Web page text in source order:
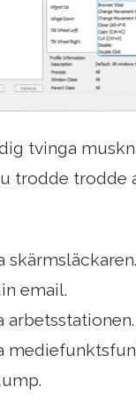
tvinga
trodde trodde
skärmsläckaren.
email.
arbetsstationen.